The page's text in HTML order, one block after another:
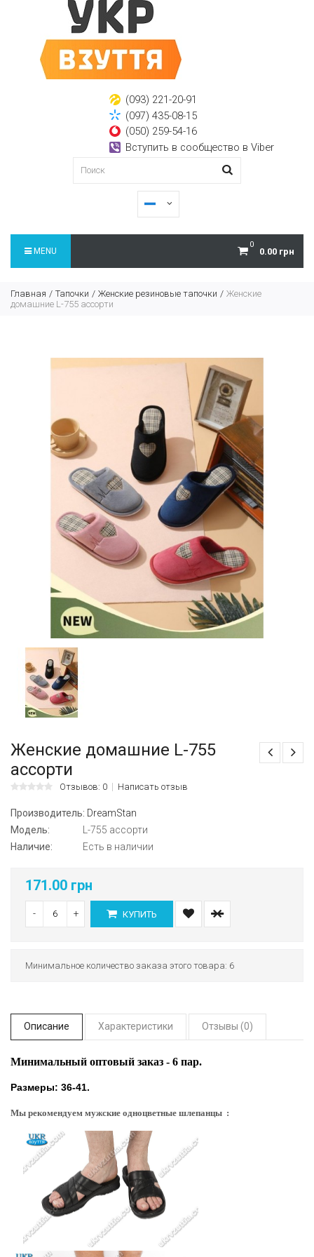
(093) 221-20-91
(097) 435-08-15
(050) 259-54-16
Вступить в сообщество в Viber
0
0.00 грн
MENU
Главная Тапочки Женские резиновые тапочки
Женские
домашние L-755 ассорти
Женские домашние L-755
ассорти
Отзывов: 0 Написать отзыв
Производитель: DreamStan
Модель:
L-755 ассорти
Наличие:
Есть в наличии
171.00 грн
- + КУПИТЬ
Минимальное количество заказа этого товара: 6
Описание Характеристики Отзывы (0)
Минимальный оптовый заказ - 6 пар.
Размеры: 36-41.
Мы рекомендуем мужские одноцветные шлепанцы :